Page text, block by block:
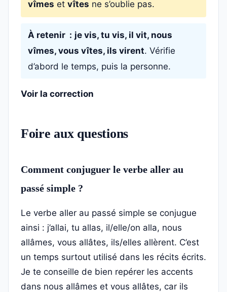
vîmes et vîtes ne s’oublie pas.
À retenir : je vis, tu vis, il vit, nous
vîmes, vous vîtes, ils virent. Vérifie
d’abord le temps, puis la personne.
Voir la correction
Foire aux questions
Comment conjuguer le verbe aller au
passé simple ?
Le verbe aller au passé simple se conjugue
ainsi : j’allai, tu allas, il/elle/on alla, nous
allâmes, vous allâtes, ils/elles allèrent. C’est
un temps surtout utilisé dans les récits écrits.
Je te conseille de bien repérer les accents
dans nous allâmes et vous allâtes, car ils